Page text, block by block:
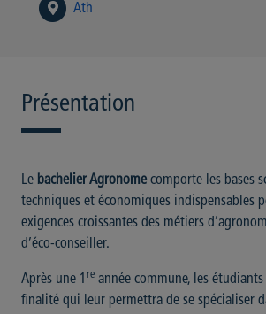
Ath
Présentation
Le bachelier Agronomecomporte les bases
techniques et économiques indispensables
exigences croissantes des métiers
d’éco-conseiller.
Après une 1 re année commune, les
finalité qui leur permettra de se spécialiser